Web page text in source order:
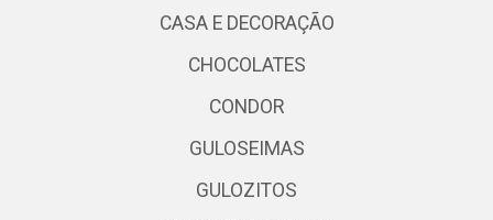
CASA E DECORAÇÃO
CHOCOLATES
CONDOR
GULOSEIMAS
GULOZITOS